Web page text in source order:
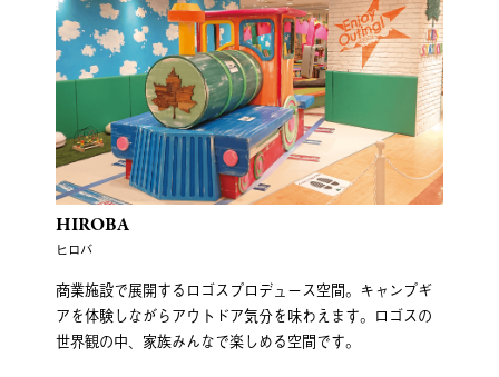
HIROBA
ヒロバ
商業施設で展開するロゴスプロデュース空間。キャンプギ
アを体験しながらアウトドア気分を味わえます。ロゴスの
世界観の中、家族みんなで楽しめる空間です。